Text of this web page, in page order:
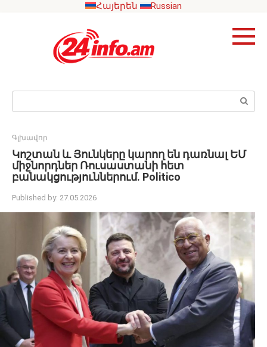
Հայերեն Russian
Search:
Գլխավոր
Կոշտան և Յունկերը կարող են դառնալ ԵՄ
միջնորդներ Ռուսաստանի հետ
բանակցություններում․ Politico
Published by: 27.05.2026